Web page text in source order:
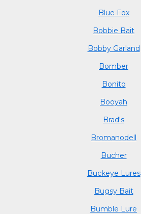
Blue Fox
Bobbie Bait
Bobby Garland
Bomber
Bonito
Booyah
Brad's
Bromanodell
Bucher
Buckeye Lures
Bugsy Bait
Bumble Lure